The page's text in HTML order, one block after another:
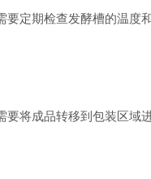
期检查发酵槽的温度和
成品转移到包装区域